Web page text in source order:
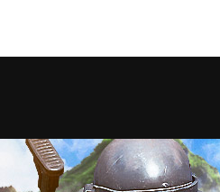
내정보
보안센터